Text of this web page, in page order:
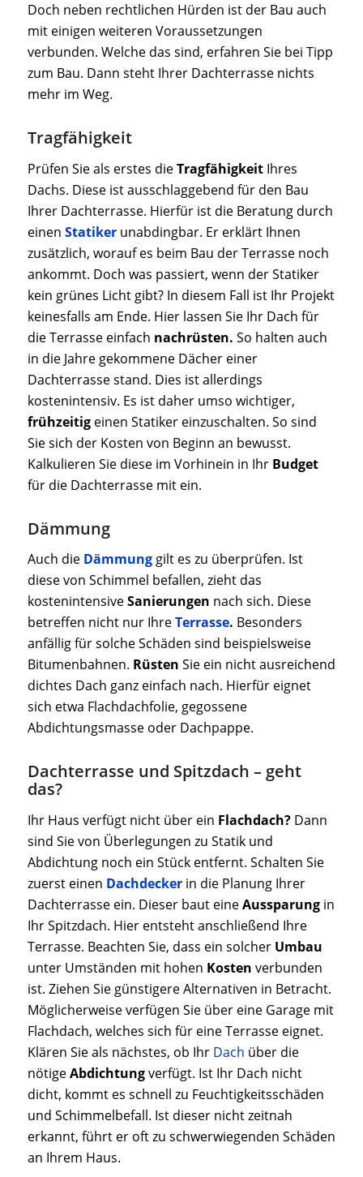
Doch neben rechtlichen Hürden ist der Bau auch
mit einigen weiteren Voraussetzungen
verbunden. Welche das sind, erfahren Sie bei Tipp
zum Bau. Dann steht Ihrer Dachterrasse nichts
mehr im Weg.
Tragfähigkeit
Prüfen Sie als erstes dieTragfähigkeitIhres
Dachs. Diese ist ausschlaggebend für den Bau
Ihrer Dachterrasse. Hierfür ist die Beratung durch
einen Statiker unabdingbar. Er erklärt Ihnen
zusätzlich, worauf es beim Bau der Terrasse noch
ankommt. Doch was passiert, wenn der Statiker
kein grünes Licht gibt? In diesem Fall ist Ihr Projekt
keinesfalls am Ende. Hier lassen Sie Ihr Dach für
die Terrasse einfach nachrüsten. So halten auch
in die Jahre gekommene Dächer einer
Dachterrasse stand. Dies ist allerdings
kostenintensiv. Es ist daher umso wichtiger,
frühzeitigeinen Statiker einzuschalten. So sind
Sie sich der Kosten von Beginn an bewusst.
Kalkulieren Sie diese im Vorhinein in Ihr Budget
für die Dachterrasse mit ein.
Dämmung
Auch die Dämmunggilt es zu überprüfen. Ist
diese von Schimmel befallen, zieht das
kostenintensiveSanierungen nach sich. Diese
betreffen nicht nur IhreTerrasse. Besonders
anfällig für solche Schäden sind beispielsweise
Bitumenbahnen. Rüsten Sie ein nicht ausreichend
dichtes Dach ganz einfach nach. Hierfür eignet
sich etwa Flachdachfolie, gegossene
Abdichtungsmasse oder Dachpappe.
Dachterrasse und Spitzdach – geht
das?
Ihr Haus verfügt nicht über ein Flachdach?Dann
sind Sie von Überlegungen zu Statik und
Abdichtung noch ein Stück entfernt. Schalten Sie
zuerst einen Dachdeckerin die Planung Ihrer
Dachterrasse ein. Dieser baut eineAussparungin
Ihr Spitzdach. Hier entsteht anschließend Ihre
Terrasse. Beachten Sie, dass ein solcher Umbau
unter Umständen mit hohen Kosten verbunden
ist. Ziehen Sie günstigere Alternativen in Betracht.
Möglicherweise verfügen Sie über eine Garage mit
Flachdach, welches sich für eine Terrasse eignet.
Klären Sie als nächstes, ob Ihr Dach über die
nötigeAbdichtungverfügt. Ist Ihr Dach nicht
dicht, kommt es schnell zu Feuchtigkeitsschäden
und Schimmelbefall. Ist dieser nicht zeitnah
erkannt, führt er oft zu schwerwiegenden Schäden
an Ihrem Haus.